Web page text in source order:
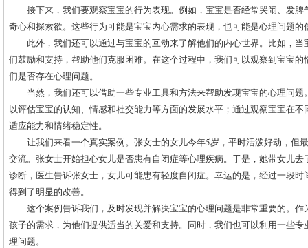
接下来，我们要观察宝宝的行为表现。例如，宝宝是否经常哭闹、发
奇心和探索欲。这些行为可能是宝宝内心需求的表现，也可能是心理问题的
此外，我们还可以通过与宝宝的互动来了解他们的内心世界。比如，
们鼓励和支持，帮助他们克服困难。在这个过程中，我们可以观察到宝宝
们是否存在心理问题。
当然，我们还可以借助一些专业工具和方法来帮助发现宝宝的心理问
以评估宝宝的认知、情感和社交能力等方面的发展水平；通过观察宝宝在
适应能力和情绪稳定性。
让我们来看一个真实案例。张女士的女儿今年5岁，平时活泼好动，但
交流。张女士开始担心女儿是否患有自闭症等心理疾病。于是，她带女儿
诊断，医生告诉张女士，女儿可能患有轻度自闭症。幸运的是，经过一段
得到了明显的改善。
这个案例告诉我们，及时发现并解决宝宝的心理问题是非常重要的。
孩子的需求，为他们提供适当的关爱和支持。同时，我们也可以利用一些
理问题。